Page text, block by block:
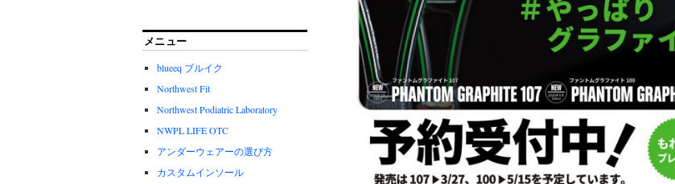
メニュー
blueeq ブルイク
Northwest Fit
Northwest Podiatric Laboratory
NWPL LIFE OTC
アンダーウェアーの選び方
カスタムインソール